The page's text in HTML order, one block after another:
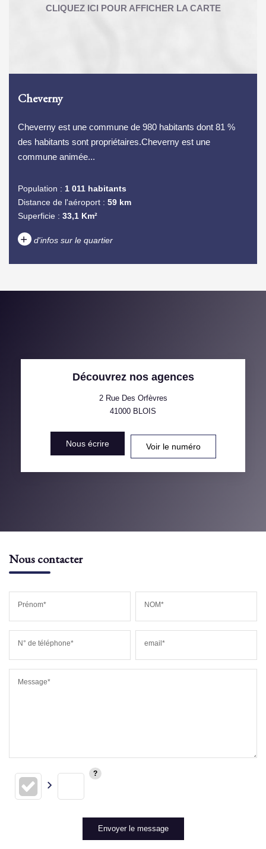
Cheverny
Cheverny est une commune de 980 habitants dont 81 %
des habitants sont propriétaires.Cheverny est une
commune animée...
Population : 1 011 habitants
Distance de l'aéroport : 59 km
Superficie : 33,1 Km²
+ d'infos sur le quartier
PART DES MÉNAGES SANS
VOITURE
ECOLES ET CRÈCHES
Découvrez nos agences
2 Rue Des Orfèvres
41000 BLOIS
Nous écrire Voir le numéro
Nous contacter
Prénom* NOM*
N° de téléphone* email*
Message*
Envoyer le message